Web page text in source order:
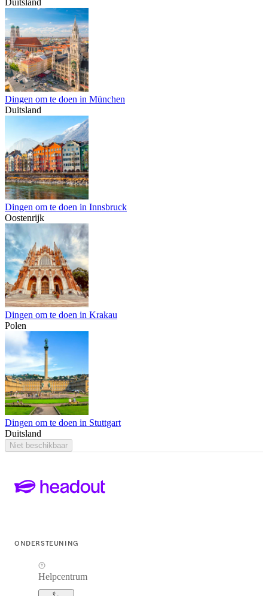
Duitsland
Dingen om te doen in München
Duitsland
Dingen om te doen in Innsbruck
Oostenrijk
Dingen om te doen in Krakau
Polen
Dingen om te doen in Stuttgart
Duitsland
Niet beschikbaar
ONDERSTEUNING
Helpcentrum